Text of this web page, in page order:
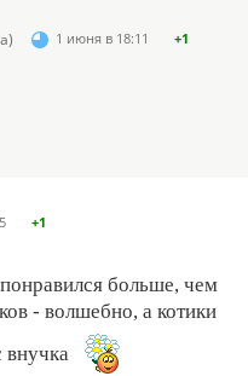
1 июня в 18:11 +1
+1
больше, чем
- волшебно, а котики
внучка